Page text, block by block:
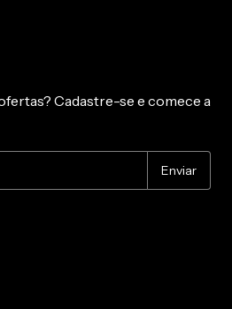
Cadastre-se e comece a